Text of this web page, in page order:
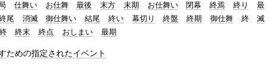
仕舞い お仕舞 最後 末方 末期 お仕舞い 閉幕 終焉 終り
最
尾 消滅 御仕舞い 結尾 終い 幕切り 終盤 終期 御仕舞 終
滅
終末 終点 おしまい 最期
ための指定されたイベント